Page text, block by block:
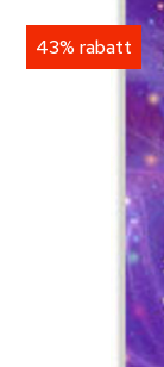
43% rabatt